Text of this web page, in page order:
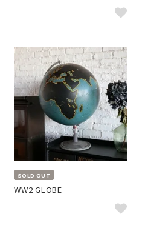
SOLD OUT
WW2 GLOBE